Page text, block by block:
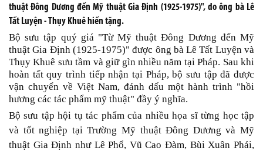
thuật Đông Dương đến Mỹ thuật Gia Định (1925-1975)", do ông bà Lê
Tất Luyện - Thụy Khuê hiến tặng.
Bộ sưu tập quý giá "Từ Mỹ thuật Đông Dương đến Mỹ
thuật Gia Định (1925-1975)" được ông bà Lê Tất Luyện và
Thụy Khuê sưu tầm và giữ gìn nhiều năm tại Pháp. Sau khi
hoàn tất quy trình tiếp nhận tại Pháp, bộ sưu tập đã được
vận chuyển về Việt Nam, đánh dấu một hành trình "hồi
hương các tác phẩm mỹ thuật" đầy ý nghĩa.
Bộ sưu tập hội tụ tác phẩm của nhiều họa sĩ từng học tập
và tốt nghiệp tại Trường Mỹ thuật Đông Dương và Mỹ
thuật Gia Định như Lê Phổ, Vũ Cao Đàm, Bùi Xuân Phái,